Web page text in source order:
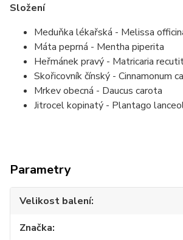
Složení
Meduňka lékařská - Melissa
Máta peprná - Mentha piperita
Heřmánek pravý - Matricaria
Skořicovník čínský - Cinnamonum
Mrkev obecná - Daucus carota
Jitrocel kopinatý - Plantago
Parametry
Velikost balení
Značka